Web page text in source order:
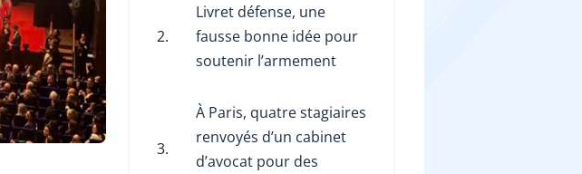
2.
Livret défense, une
fausse bonne idée pour
soutenir l’armement
3.
À Paris, quatre stagiaires
renvoyés d’un cabinet
d’avocat pour des